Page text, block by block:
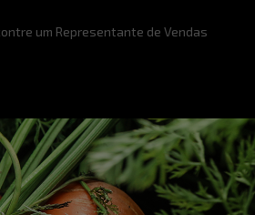
um Representante de Vendas